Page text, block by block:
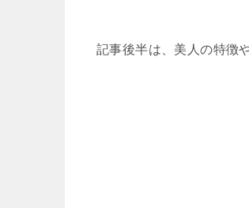
記事後半は、美人の特徴